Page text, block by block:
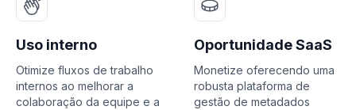
Uso interno
Otimize fluxos de trabalho
internos ao melhorar a
colaboração da equipe e a
Oportunidade SaaS
Monetize oferecendo uma
robusta plataforma de
gestão de metadados